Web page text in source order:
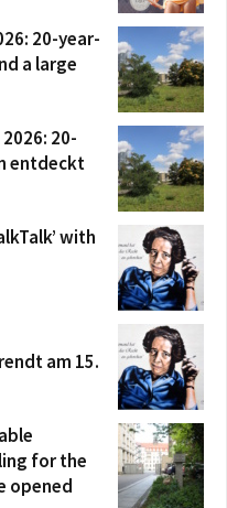
20-year-
a large
20-
entdeckt
with
am 15.
for the
opened